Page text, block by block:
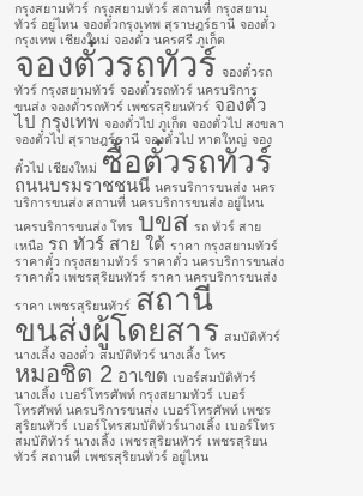
กรุงสยามทัวร์ กรุงสยามทัวร์ สถานที่ กรุงสยาม
ทัวร์ อยู่ไหน จองตั๋วกรุงเทพ สุราษฎร์ธานี จองตั๋ว
กรุงเทพ เชียงใหม่ จองตั๋ว นครศรี ภูเก็ต
จองตั๋วรถทัวร์ จองตั๋วรถ
ทัวร์ กรุงสยามทัวร์ จองตั๋วรถทัวร์ นครบริการ
ขนส่ง จองตั๋วรถทัวร์ เพชรสุริยนทัวร์ จองตั๋ว
ไป กรุงเทพ จองตั๋วไป ภูเก็ต จองตั๋วไป สงขลา
จองตั๋วไป สุราษฎร์ธานี จองตั๋วไป หาดใหญ่ จอง
ตั๋วไป เชียงใหม่ ซื้อตั๋วรถทัวร์
ถนนบรมราชชนนี นครบริการขนส่ง นคร
บริการขนส่ง สถานที่ นครบริการขนส่ง อยู่ไหน
นครบริการขนส่ง โทร บขส รถ ทัวร์ สาย
เหนือ รถ ทัวร์ สาย ใต้ ราคา กรุงสยามทัวร์
ราคาตั๋ว กรุงสยามทัวร์ ราคาตั๋ว นครบริการขนส่ง
ราคาตั๋ว เพชรสุริยนทัวร์ ราคา นครบริการขนส่ง
ราคา เพชรสุริยนทัวร์ สถานี
ขนส่งผู้โดยสาร สมบัติทัวร์
นางเลิ้ง จองตั๋ว สมบัติทัวร์ นางเลิ้ง โทร
หมอชิต 2 อาเขต เบอร์สมบัติทัวร์
นางเลิ้ง เบอร์โทรศัพท์ กรุงสยามทัวร์ เบอร์
โทรศัพท์ นครบริการขนส่ง เบอร์โทรศัพท์ เพชร
สุริยนทัวร์ เบอร์โทรสมบัติทัวร์นางเลิ้ง เบอร์โทร
สมบัติทัวร์ นางเลิ้ง เพชรสุริยนทัวร์ เพชรสุริยน
ทัวร์ สถานที่ เพชรสุริยนทัวร์ อยู่ไหน